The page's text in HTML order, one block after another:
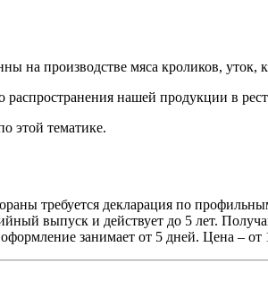
на производстве мяса кроликов, уток,
нашей продукции в
этой тематике.
требуется декларация по
выпуск и действует до 5 лет.
занимает от 5 дней. Цена – от